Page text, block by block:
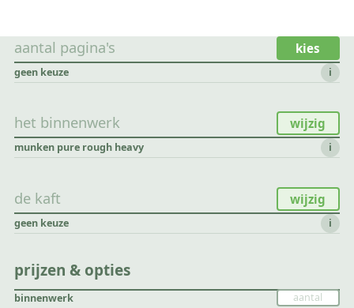
aantal pagina's kies
geen keuze i
het binnenwerk wijzig
munken pure rough heavy i
de kaft wijzig
geen keuze i
prijzen & opties
binnenwerk